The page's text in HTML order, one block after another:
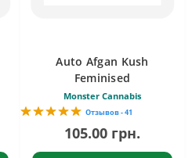
Auto Afgan Kush
Feminised
Monster Cannabis
Отзывов - 41
105.00 грн.